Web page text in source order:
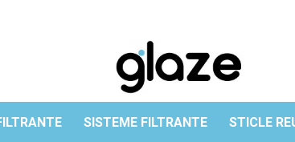
SISTEME FILTRANTE STICLE